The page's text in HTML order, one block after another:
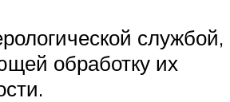
службой,
обработку их